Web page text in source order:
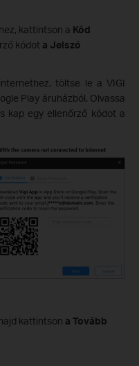
kattintson a Kód
kódot a Jelszó
töltse le a VIGI
Play áruházból. Olvassa
kap egy ellenőrző kódot a
kattintson a Tovább